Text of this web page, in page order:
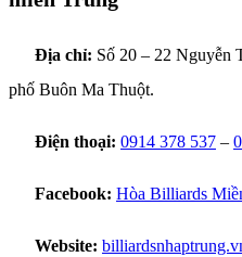
Địa chỉ: Số 20 – 22 Nguyễn
phố Buôn Ma Thuột.
Điện thoại: 0914 378 537 –
Facebook: Hòa Billiards
Website: